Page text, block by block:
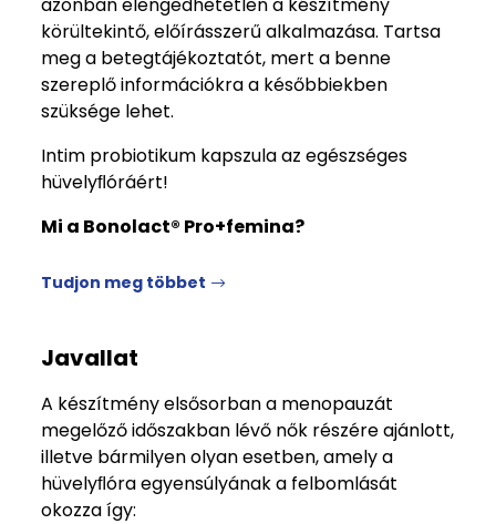
körültekintő, előírásszerű alkalmazása. Tartsa
meg a betegtájékoztatót, mert a benne
szereplő információkra a későbbiekben
szüksége lehet.
Intim probiotikum kapszula az egészséges
hüvelyﬂóráért!
Mi a Bonolact® Pro+femina?
Tudjon meg többet
Javallat
A készítmény elsősorban a menopauzát
megelőző időszakban lévő nők részére ajánlott,
illetve bármilyen olyan esetben, amely a
hüvelyﬂóra egyensúlyának a felbomlását
okozza így: